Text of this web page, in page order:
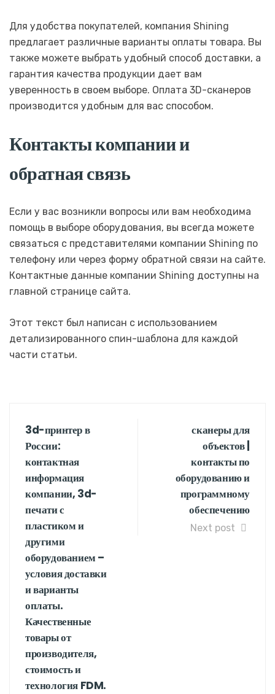
Для удобства покупателей, компания Shining
предлагает различные варианты оплаты товара. Вы
также можете выбрать удобный способ доставки, а
гарантия качества продукции дает вам
уверенность в своем выборе. Оплата 3D-сканеров
производится удобным для вас способом.
Контакты компании и
обратная связь
Если у вас возникли вопросы или вам необходима
помощь в выборе оборудования, вы всегда можете
связаться с представителями компании Shining по
телефону или через форму обратной связи на сайте.
Контактные данные компании Shining доступны на
главной странице сайта.
Этот текст был написан с использованием
детализированного спин-шаблона для каждой
части статьи.
3d-принтер в
России:
контактная
информация
компании, 3d-
печати с
пластиком и
другими
оборудованием –
условия доставки
и варианты
оплаты.
Качественные
товары от
производителя,
стоимость и
технология FDM.
сканеры для
объектов |
контакты по
оборудованию и
программному
обеспечению
Next post